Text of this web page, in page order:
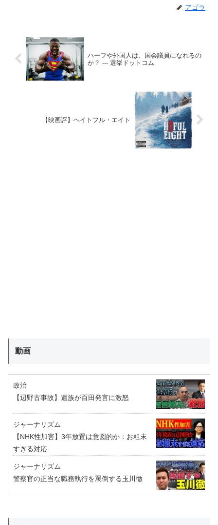
アゴラ
ハーフや外国人は、国会議員になれるの
か？ --- 選挙ドットコム
【映画評】ヘイトフル・エイト
動画
政治
【辺野古事故】遺族が百田発言に激怒
ジャーナリズム
【NHK性加害】3年放置は意図的か：お粗末
すぎる対応
ジャーナリズム
警察官の正当な職務執行を罵倒する玉川徹